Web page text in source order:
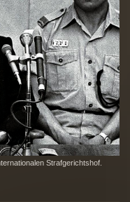
Strafgerichtshof.